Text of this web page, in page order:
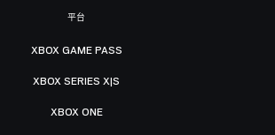
平台
XBOX GAME PASS
XBOX SERIES X|S
XBOX ONE